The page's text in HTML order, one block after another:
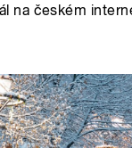
na českém